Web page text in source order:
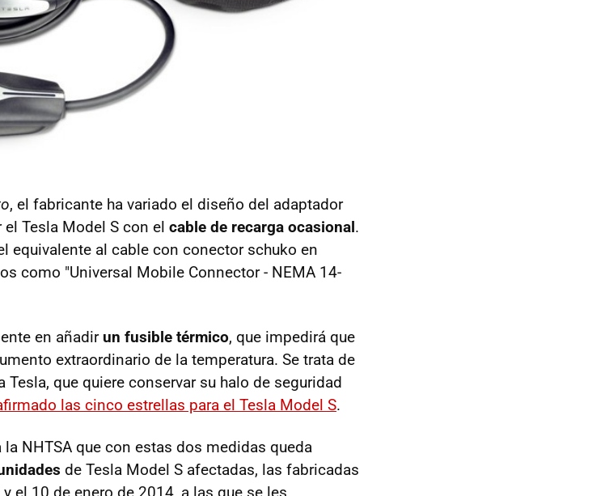
, el fabricante ha variado el diseño del adaptador
Tesla Model S con el cable de recarga ocasional.
equivalente al cable con conector schuko en
como "Universal Mobile Connector - NEMA 14-
en añadir un fusible térmico, que impedirá que
extraordinario de la temperatura. Se trata de
que quiere conservar su halo de seguridad
las cinco estrellas para el Tesla Model S.
NHTSA que con estas dos medidas queda
de Tesla Model S afectadas, las fabricadas
el 10 de enero de 2014, a las que se les